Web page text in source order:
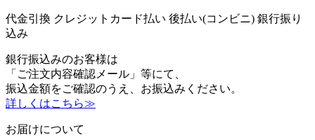
代金引換 クレジットカード払い 後払い(コンビニ) 銀行振り
込み
銀行振込みのお客様は
「ご注文内容確認メール」等にて、
振込金額をご確認のうえ、お振込みください。
詳しくはこちら≫
お届けについて